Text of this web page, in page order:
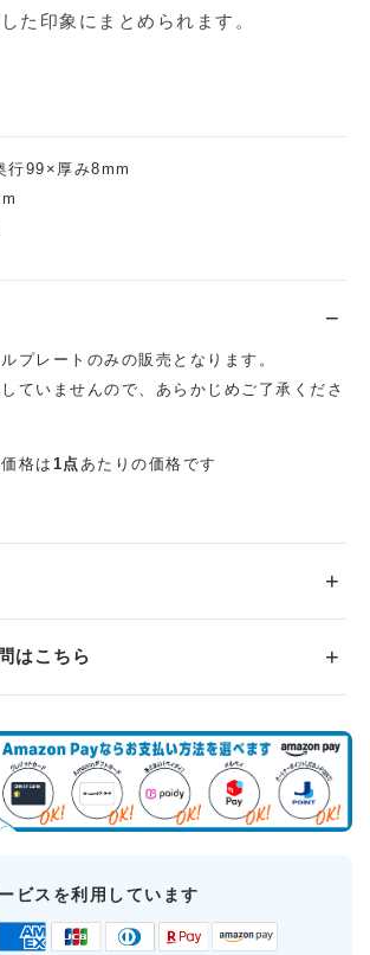
た印象にまとめられます。
行99×厚み8mm
プレートのみの販売となります。
ていませんので、あらかじめご了承くださ
格は 1点あたりの価格です
はこちら
ビスを利用しています